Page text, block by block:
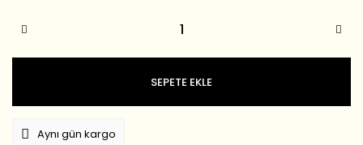
SEPETE EKLE
Aynı gün kargo